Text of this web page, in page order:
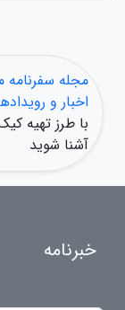
مجله سفرنامه
اخبار و
با طرز تهیه
آشنا شوید
خبرنامه